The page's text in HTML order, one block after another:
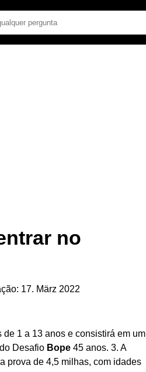
no
17. März 2022
1 a 13 anos e consistirá em um
Desafio Bope 45 anos. 3. A
prova de 4,5 milhas, com idades